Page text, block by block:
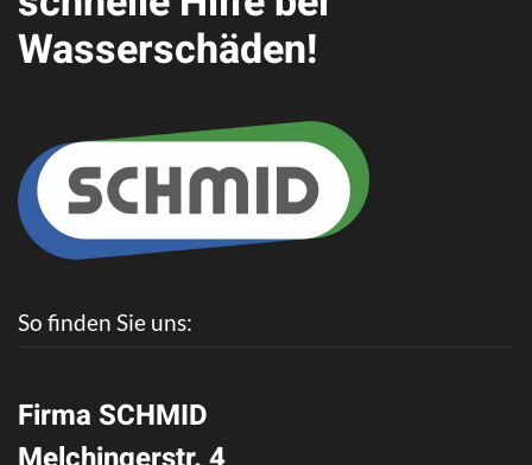
Wasserschäden!
So finden Sie uns:
Firma SCHMID